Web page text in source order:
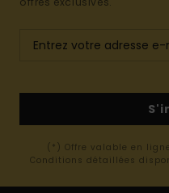
(*) Offre valable en
Conditions détaillées